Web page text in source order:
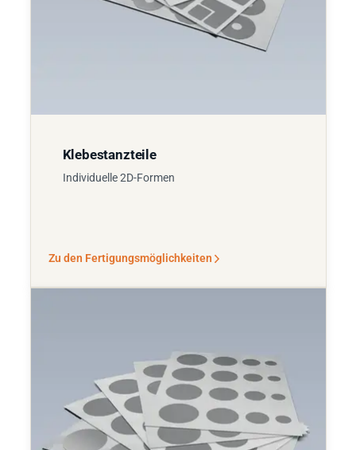
Klebestanzteile
Individuelle 2D-Formen
Zu den Fertigungsmöglichkeiten